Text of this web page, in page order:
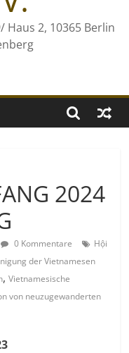
Haus 2, 10365 Berlin
2024
0 Kommentare
Hội
der Vietnamesen
,Vietnamesische
von neuzugewanderten